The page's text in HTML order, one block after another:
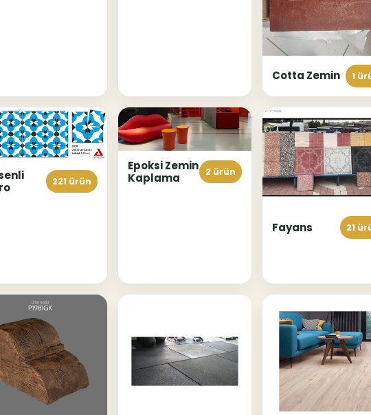
Cotta Zemin 1
221 ürün
Epoksi Zemin
Kaplama
2 ürün
Fayans 21